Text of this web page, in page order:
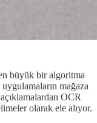
büyük bir algoritma
mağaza
OCR
olarak ele alıyor.